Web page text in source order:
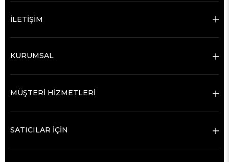
İLETİŞİM
KURUMSAL
MÜŞTERİ HİZMETLERİ
SATICILAR İÇİN